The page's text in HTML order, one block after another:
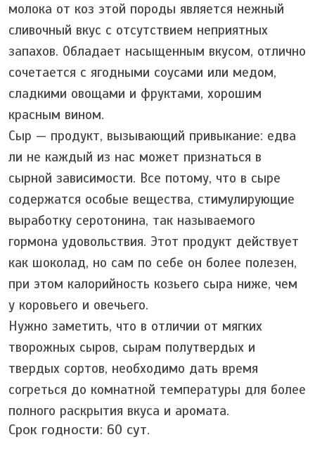
молока от коз этой породы является нежный
сливочный вкус с отсутствием неприятных
запахов. Обладает насыщенным вкусом, отлично
сочетается с ягодными соусами или медом,
сладкими овощами и фруктами, хорошим
красным вином.
Сыр — продукт, вызывающий привыкание: едва
ли не каждый из нас может признаться в
сырной зависимости. Все потому, что в сыре
содержатся особые вещества, стимулирующие
выработку серотонина, так называемого
гормона удовольствия. Этот продукт действует
как шоколад, но сам по себе он более полезен,
при этом калорийность козьего сыра ниже, чем
у коровьего и овечьего.
Нужно заметить, что в отличии от мягких
творожных сыров, сырам полутвердых и
твердых сортов, необходимо дать время
согреться до комнатной температуры для более
полного раскрытия вкуса и аромата.
Срок годности: 60 сут.